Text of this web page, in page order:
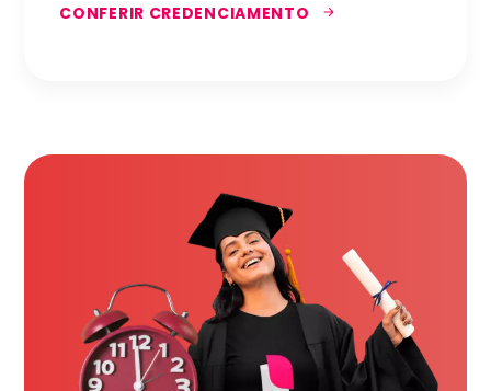
CONFERIR CREDENCIAMENTO